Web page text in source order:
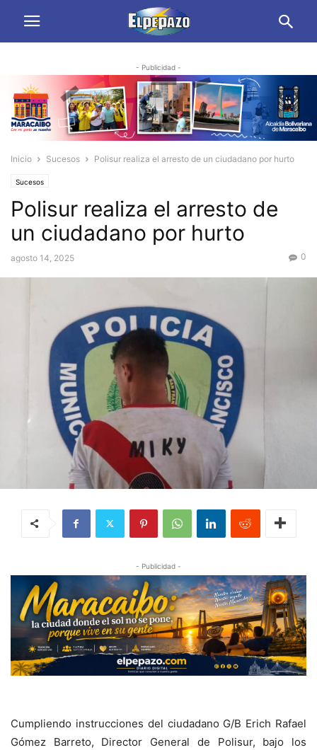
- Publicidad -
Inicio Sucesos Polisur realiza el arresto de un ciudadano por hurto
Sucesos
Polisur realiza el arresto de
un ciudadano por hurto
agosto 14, 2025 0
- Publicidad -
Cumpliendo instrucciones del ciudadano G/B Erich Rafael
Gómez Barreto, Director General de Polisur, bajo los